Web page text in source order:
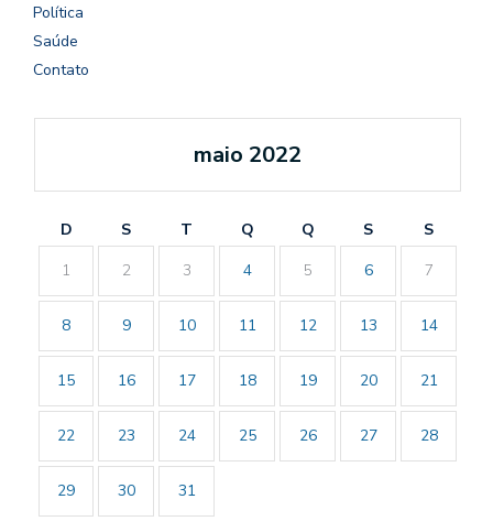
Política
Saúde
Contato
maio 2022
D S T Q Q S
S
1
2 3 4 5 6 7
8 9 10 11 12 13 14
15 16 17 18 19 20 21
22 23 24 25 26 27 28
29 30 31